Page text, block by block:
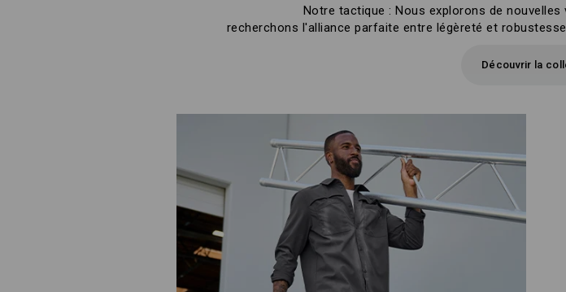
Notre tactique : Nous explorons de
recherchons l'alliance parfaite entre légèreté et
Découvrir la